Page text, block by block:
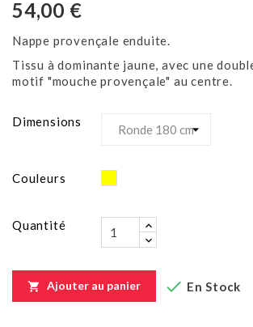
54,00 €
Nappe provençale enduite.
Tissu à dominante jaune, avec une
motif "mouche provençale" au centre.
Dimensions
Couleurs Jaune
Quantité
 Ajouter au panier  En Stock